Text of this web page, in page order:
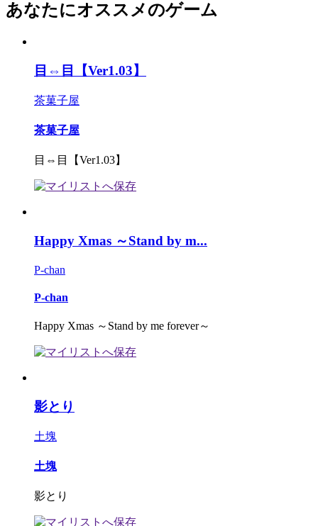
あなたにオススメのゲーム
目⇔目【Ver1.03】
茶菓子屋
茶菓子屋
目⇔目【Ver1.03】
Happy Xmas ～Stand by m...
P-chan
P-chan
Happy Xmas ～Stand by me forever～
影とり
土塊
土塊
影とり